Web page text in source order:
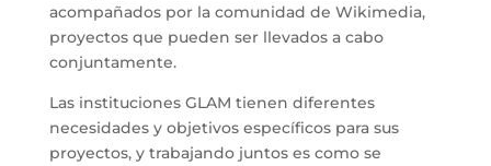
acompañados por la comunidad de Wikimedia,
proyectos que pueden ser llevados a cabo
conjuntamente.
Las instituciones GLAM tienen diferentes
necesidades y objetivos específicos para sus
proyectos, y trabajando juntos es como se